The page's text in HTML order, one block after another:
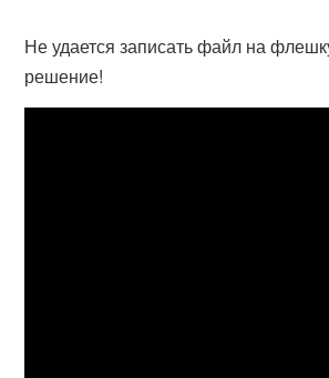
Не удается записать файл на
решение!